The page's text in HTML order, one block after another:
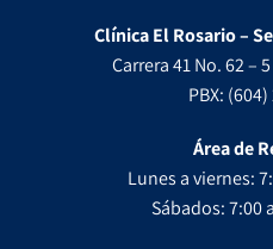
Clínica El Rosario –
Carrera 41 No. 62 –
PBX:
Área de
Lunes a viernes:
Sábados: 7:00